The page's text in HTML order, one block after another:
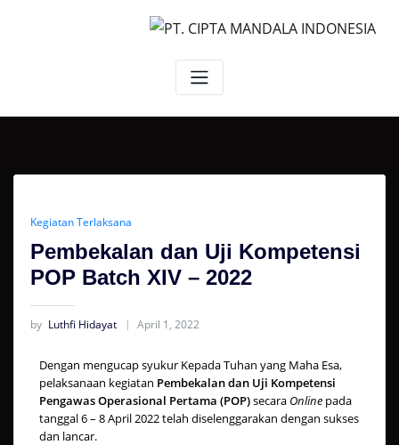
Kegiatan Terlaksana
Pembekalan dan Uji Kompetensi
POP Batch XIV – 2022
by Luthfi Hidayat April 1, 2022
Dengan mengucap syukur Kepada Tuhan yang Maha Esa,
pelaksanaan kegiatan Pembekalan dan Uji Kompetensi
Pengawas Operasional Pertama (POP)secara Onlinepada
tanggal 6 – 8 April 2022 telah diselenggarakan dengan sukses
dan lancar.